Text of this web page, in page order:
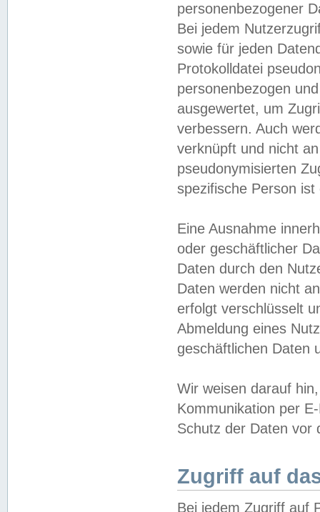
personenbezogener
Bei jedem
sowie für jeden
Protokolldatei
personenbezogen
ausgewertet, um
verbessern. Auch
verknüpft und nicht
pseudonymisierten
spezifische Person
Eine Ausnahme
oder geschäftlicher
Daten durch den
Daten werden nicht
erfolgt verschlüsselt
Abmeldung eines
geschäftlichen Daten
Wir weisen darauf
Kommunikation per
Schutz der Daten vor
Zugriff auf
Bei jedem Zugriff auf